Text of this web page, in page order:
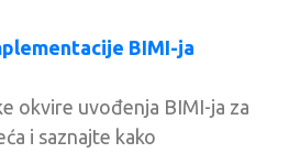
BIMI-ja
okvire uvođenja BIMI-ja za
i saznajte kako